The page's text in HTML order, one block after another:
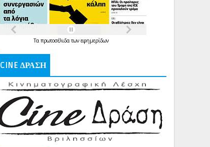
Τα πρωτοσέλιδατων εφημερίδων
CINE ΔΡΑΣΗ